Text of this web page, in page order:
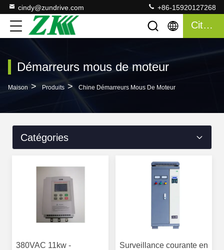
cindy@zundrive.com +86-15920127268
Citation
Démarreurs mous de moteur
Maison > Produits > Chine Démarreurs Mous De Moteur
Catégories
380VAC 11kw -
Surveillance courante en